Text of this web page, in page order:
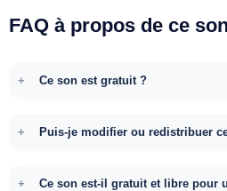
FAQ à propos de ce son
Ce son est gratuit ?
Puis-je modifier ou redistribuer
Ce son est-il gratuit et libre pour